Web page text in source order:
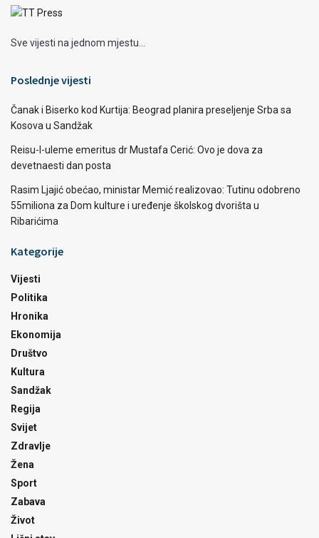
Sve vijesti na jednom mjestu...
Poslednje vijesti
Čanak i Biserko kod Kurtija: Beograd planira preseljenje Srba sa
Kosova u Sandžak
Reisu-l-uleme emeritus dr Mustafa Cerić: Ovo je dova za
devetnaesti dan posta
Rasim Ljajić obećao, ministar Memić realizovao: Tutinu odobreno
55miliona za Dom kulture i uređenje školskog dvorišta u
Ribarićima
Kategorije
Vijesti
Politika
Hronika
Ekonomija
Društvo
Kultura
Sandžak
Regija
Svijet
Zdravlje
Žena
Sport
Zabava
Život